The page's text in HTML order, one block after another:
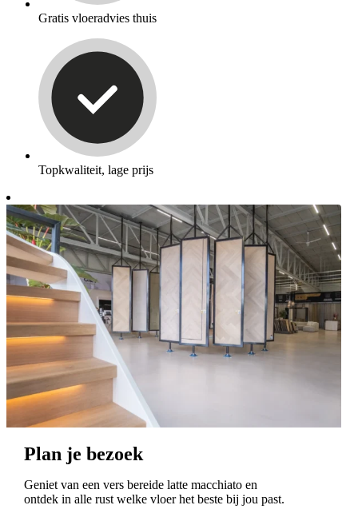
Gratis vloeradvies thuis
Topkwaliteit, lage prijs
Plan je bezoek
Geniet van een vers bereide latte macchiato en
ontdek in alle rust welke vloer het beste bij jou past.